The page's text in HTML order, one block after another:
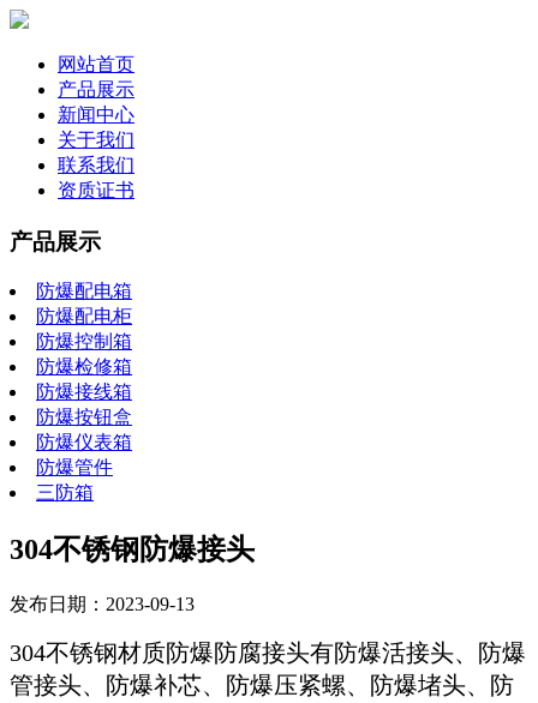
网站首页
产品展示
新闻中心
关于我们
联系我们
资质证书
产品展示
防爆配电箱
防爆配电柜
防爆控制箱
防爆检修箱
防爆接线箱
防爆按钮盒
防爆仪表箱
防爆管件
三防箱
304不锈钢防爆接头
发布日期：2023-09-13
304不锈钢材质防爆防腐接头有防爆活接头、防爆
管接头、防爆补芯、防爆压紧螺、防爆堵头、防